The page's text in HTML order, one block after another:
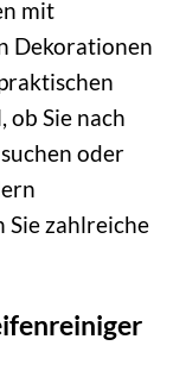
mit
Dekorationen
ob Sie nach
oder
Sie zahlreiche